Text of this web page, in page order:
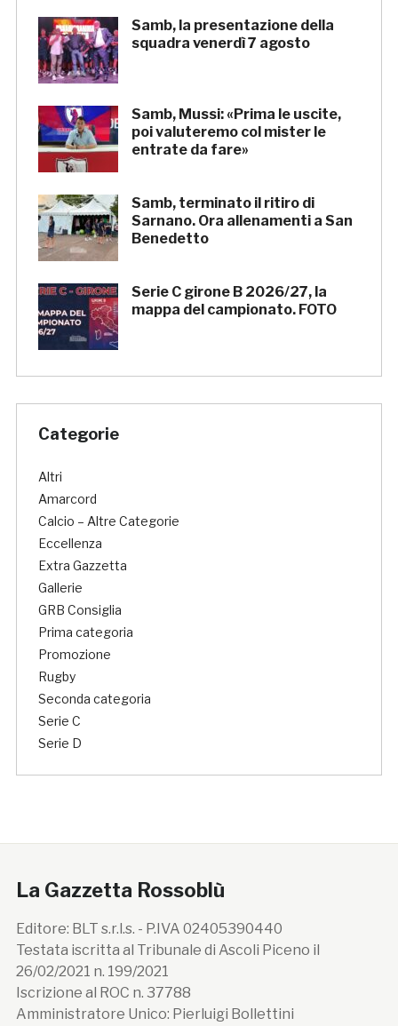
Samb, la presentazione della
squadra venerdì 7 agosto
Samb, Mussi: «Prima le uscite,
poi valuteremo col mister le
entrate da fare»
Samb, terminato il ritiro di
Sarnano. Ora allenamenti a San
Benedetto
Serie C girone B 2026/27, la
mappa del campionato. FOTO
Categorie
Altri
Amarcord
Calcio – Altre Categorie
Eccellenza
Extra Gazzetta
Gallerie
GRB Consiglia
Prima categoria
Promozione
Rugby
Seconda categoria
Serie C
Serie D
La Gazzetta Rossoblù
Editore: BLT s.r.l.s. - P.IVA 02405390440
Testata iscritta al Tribunale di Ascoli Piceno il
26/02/2021 n. 199/2021
Iscrizione al ROC n. 37788
Amministratore Unico: Pierluigi Bollettini